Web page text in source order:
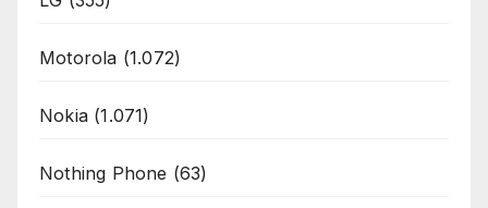
Motorola (1.072)
Nokia (1.071)
Nothing Phone (63)